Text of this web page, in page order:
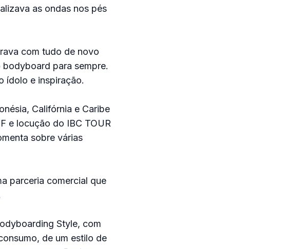
as ondas nos pés
com tudo de novo
para sempre.
ídolo e inspiração.
Califórnia e Caribe
e locução do IBC TOUR
sobre várias
parceria comercial que
Style, com
de um estilo de